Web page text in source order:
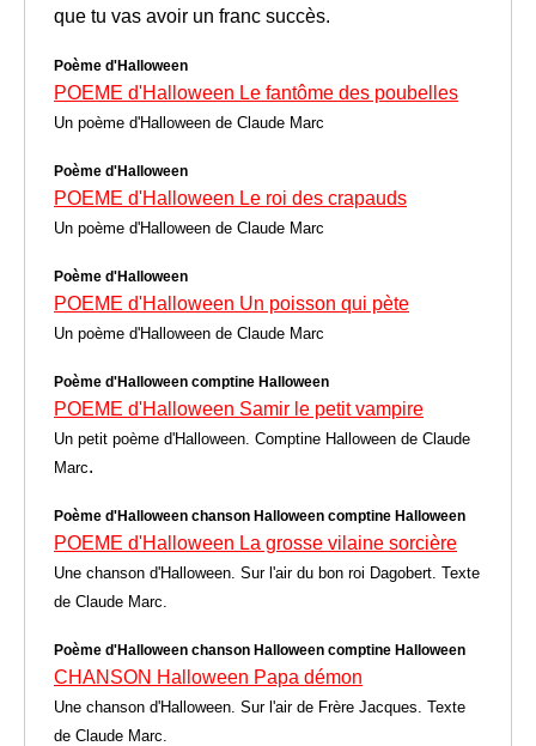
que tu vas avoir un franc succès.
Poème d'Halloween
POEME d'Halloween Le fantôme des poubelles
Un poème d'Halloween de Claude Marc
Poème d'Halloween
POEME d'Halloween Le roi des crapauds
Un poème d'Halloween de Claude Marc
Poème d'Halloween
POEME d'Halloween Un poisson qui pète
Un poème d'Halloween de Claude Marc
Poème d'Halloween comptine Halloween
POEME d'Halloween Samir le petit vampire
Un petit poème d'Halloween. Comptine Halloween de Claude
Marc.
Poème d'Halloween chanson Halloween comptine Halloween
POEME d'Halloween La grosse vilaine sorcière
Une chanson d'Halloween. Sur l'air du bon roi Dagobert. Texte
de Claude Marc.
Poème d'Halloween chanson Halloween comptine Halloween
CHANSON Halloween Papa démon
Une chanson d'Halloween. Sur l'air de Frère Jacques. Texte
de Claude Marc.